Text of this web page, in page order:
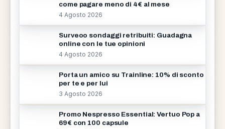
come pagare meno di 4€ al mese
4 Agosto 2026
Surveoo sondaggi retribuiti: Guadagna
online con le tue opinioni
4 Agosto 2026
Porta un amico su Trainline: 10% di sconto
per te e per lui
3 Agosto 2026
Promo Nespresso Essential: Vertuo Pop a
69€ con 100 capsule